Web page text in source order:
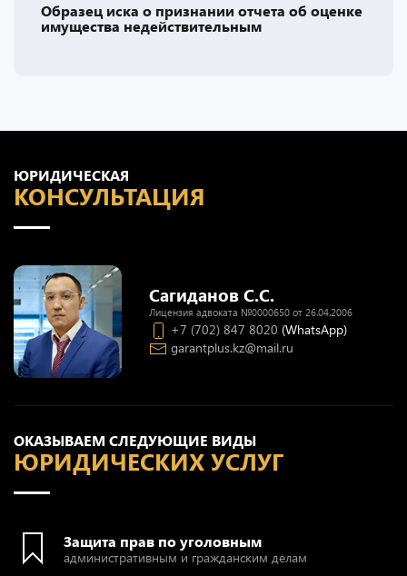
Образец иска о признании отчета об оценке
имущества недействительным
ОКАЗЫВАЕМ СЛЕДУЮЩИЕ ВИДЫ
ЮРИДИЧЕСКИХ УСЛУГ
Защита прав по уголовным
административным и гражданским делам
ЮРИДИЧЕСКАЯ
КОНСУЛЬТАЦИЯ
Сагиданов С.С.
Лицензия адвоката №0000650 от 26.04.2006
+7 (702) 847 8020 (WhatsApp)
garantplus.kz@mail.ru